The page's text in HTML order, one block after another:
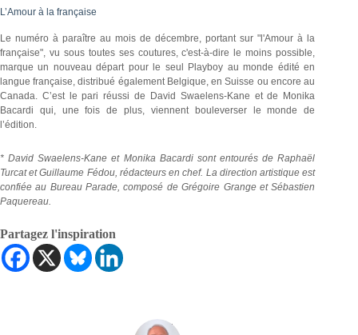
L’Amour à la française
Le numéro à paraître au mois de décembre, portant sur "l'Amour à la
française", vu sous toutes ses coutures, c'est-à-dire le moins possible,
marque un nouveau départ pour le seul Playboy au monde édité en
langue française, distribué également Belgique, en Suisse ou encore au
Canada. C’est le pari réussi de David Swaelens-Kane et de Monika
Bacardi qui, une fois de plus, viennent bouleverser le monde de
l’édition.
* David Swaelens-Kane et Monika Bacardi sont entourés de Raphaël
Turcat et Guillaume Fédou, rédacteurs en chef. La direction artistique est
confiée au Bureau Parade, composé de Grégoire Grange et Sébastien
Paquereau.
Partagez l'inspiration